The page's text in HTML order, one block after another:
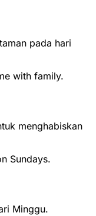
pada hari
with family.
menghabiskan
Sundays.
Minggu.